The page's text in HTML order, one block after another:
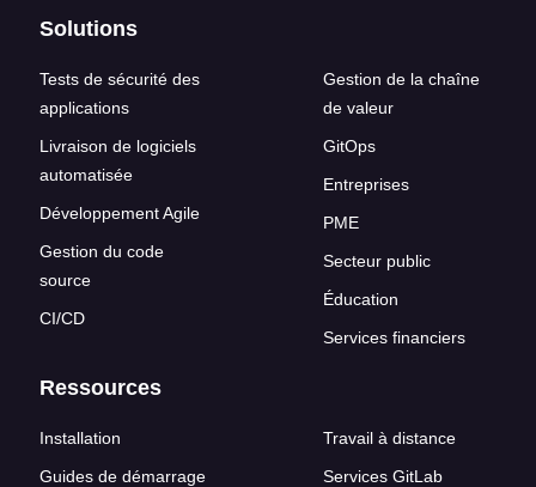
Solutions
Tests de sécurité des
applications
Livraison de logiciels
automatisée
Développement Agile
Gestion du code
source
CI/CD
Gestion de la chaîne
de valeur
GitOps
Entreprises
PME
Secteur public
Éducation
Services financiers
Ressources
Installation
Guides de démarrage
Travail à distance
Services GitLab